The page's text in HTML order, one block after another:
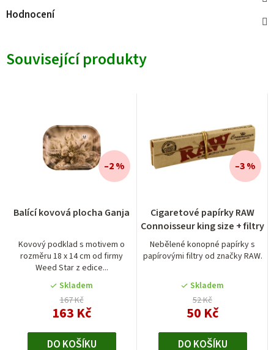
Hodnocení
Související produkty
Balící kovová plocha Ganja
Kovový podklad s motivem o
rozměru 18 x 14 cm od firmy
Weed Star z edice...
Skladem
167 Kč
163 Kč
–2 %
DO KOŠÍKU
Cigaretové papírky RAW
Connoisseur king size + filtry
Nebělené konopné papírky s
papírovými filtry od značky RAW.
hodnocení
produktu
je
5,0
5
hvězdiček.
Skladem
52 Kč
50 Kč
–3 %
DO KOŠÍKU